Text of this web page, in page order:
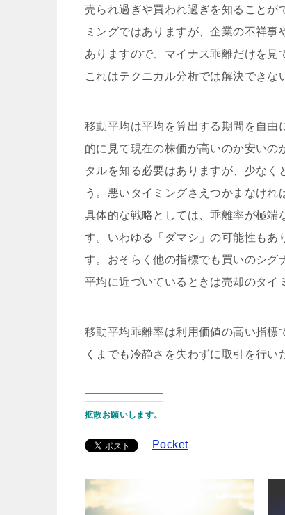
売られ過ぎや買われ過ぎを知ることが
ミングではありますが、企業の不祥
ありますので、マイナス乖離だけを見
これはテクニカル分析では解決できな
移動平均は平均を算出する期間を自由
的に見て現在の株価が高いのか安い
タルを知る必要はありますが、少なく
う。悪いタイミングさえつかまなけれ
具体的な戦略としては、乖離率が極端
す。いわゆる「ダマシ」の可能性もあ
す。おそらく他の指標でも買いのシグ
平均に近づいているときは売却のタイ
移動平均乖離率は利用価値の高い指標
くまでも冷静さを失わずに取引を行い
拡散お願いします。
Pocket